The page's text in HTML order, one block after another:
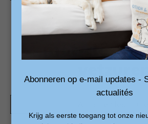
Produits
mot-clé
Abonneren op e-mail updates -
actualités
Krijg als eerste toegang tot onze